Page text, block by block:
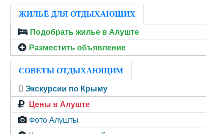
ЖИЛЬЁ ДЛЯ ОТДЫХАЮЩИХ
Подобрать жилье в Алуште
Разместить объявление
СОВЕТЫ ОТДЫХАЮЩИМ
Экскурсии по Крыму
Цены в Алуште
Фото Алушты